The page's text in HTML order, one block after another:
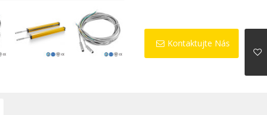
Kontaktujte Nás